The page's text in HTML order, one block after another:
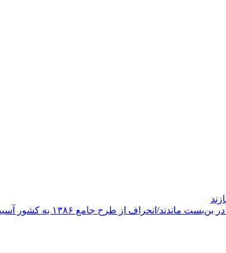
انحراف از طرح جامع ۱۳۸۶ به کشور آسیب زد